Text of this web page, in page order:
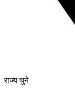
राज्य चुने